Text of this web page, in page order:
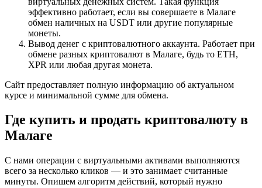
эффективно работает, если вы совершаете в Малаге
обмен наличных на USDT или другие популярные
монеты.
Вывод денег с криптовалютного аккаунта. Работает при
обмене разных криптовалют в Малаге, будь то ETH,
XPR или любая другая монета.
Сайт предоставляет полную информацию об актуальном
курсе и минимальной сумме для обмена.
Где купить и продать криптовалюту в
Малаге
С нами операции с виртуальными активами выполняются
всего за несколько кликов — и это занимает считанные
минуты. Опишем алгоритм действий, который нужно